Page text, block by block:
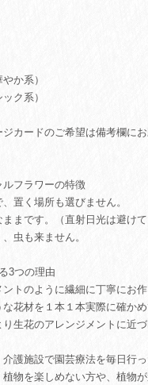
か系）
ク系）
カードのご希望は備考欄に
フラワーの特徴
置く場所も選びません。
まです。（直射日光は避けて
虫も来ません。
3つの理由
トのように繊細に丁寧にお
花材を１本１本実際に確か
り生花のアレンジメントに近
護施設で園芸療法を毎日行っ
物を楽しめない方や、植物